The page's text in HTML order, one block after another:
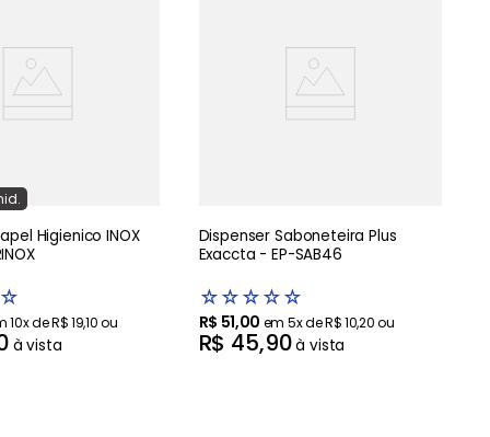
☆
10x deR$19,10ou
à vista
Dispenser Saboneteira Plus
Exaccta - EP-SAB46
☆☆☆☆☆
R$ 51,00 em 5x deR$10,20ou
R$ 45,90à vista